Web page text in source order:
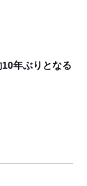
年ぶりとなる